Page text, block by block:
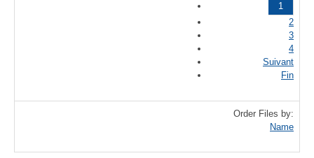
1
2
3
4
Suivant
Fin
Order Files by:
Name